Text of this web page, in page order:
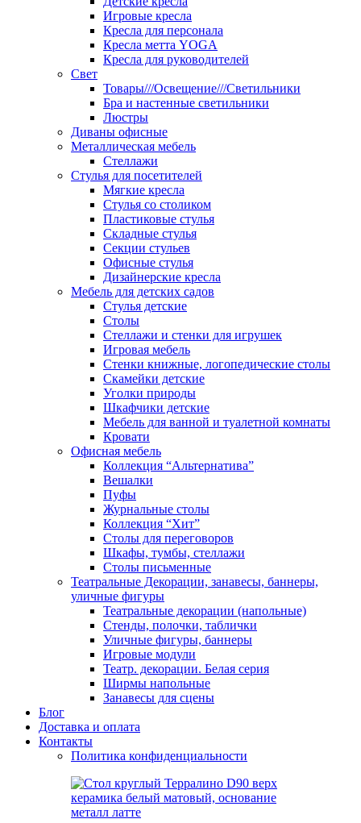
Игровые кресла
Кресла для персонала
Кресла метта YOGA
Кресла для руководителей
Свет
Товары///Освещение///Светильники
Бра и настенные светильники
Люстры
Диваны офисные
Металлическая мебель
Стеллажи
Стулья для посетителей
Мягкие кресла
Стулья со столиком
Пластиковые стулья
Складные стулья
Секции стульев
Офисные стулья
Дизайнерские кресла
Мебель для детских садов
Стулья детские
Столы
Стеллажи и стенки для игрушек
Игровая мебель
Стенки книжные, логопедические столы
Скамейки детские
Уголки природы
Шкафчики детские
Мебель для ванной и туалетной комнаты
Кровати
Офисная мебель
Коллекция “Альтернатива”
Вешалки
Пуфы
Журнальные столы
Коллекция “Хит”
Столы для переговоров
Шкафы, тумбы, стеллажи
Столы письменные
Театральные Декорации, занавесы, баннеры,
уличные фигуры
Театральные декорации (напольные)
Стенды, полочки, таблички
Уличные фигуры, баннеры
Игровые модули
Театр. декорации. Белая серия
Ширмы напольные
Занавесы для сцены
Блог
Доставка и оплата
Контакты
Политика конфиденциальности